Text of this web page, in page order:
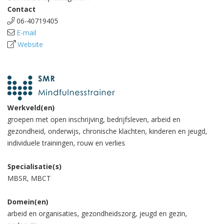
Contact
06-40719405
E-mail
Website
Werkveld(en)
groepen met open inschrijving, bedrijfsleven, arbeid en
gezondheid, onderwijs, chronische klachten, kinderen en jeugd,
individuele trainingen, rouw en verlies
Specialisatie(s)
MBSR, MBCT
Domein(en)
arbeid en organisaties, gezondheidszorg, jeugd en gezin,